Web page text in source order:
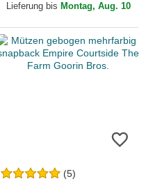
Lieferung bis Montag, Aug. 10
(5)